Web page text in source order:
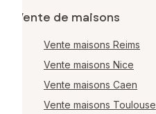
Vente de maisons
Vente maisons Reims
Vente maisons Nice
Vente maisons Caen
Vente maisons Toulouse